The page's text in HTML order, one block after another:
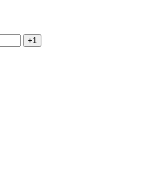
+1